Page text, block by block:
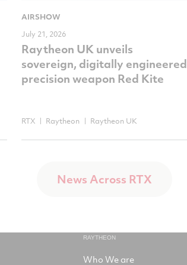
AIRSHOW
July 21, 2026
Raytheon UK unveils
sovereign, digitally engineered
precision weapon Red Kite
RTX Raytheon Raytheon UK
News Across RTX
RAYTHEON
Who We are